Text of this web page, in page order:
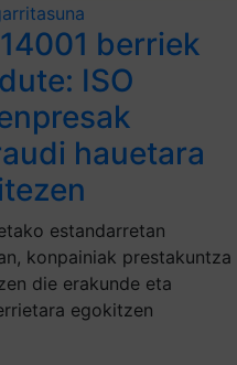
berriek
ISO
hauetara
estandarretan
konpainiak prestakuntza
die erakunde eta
egokitzen